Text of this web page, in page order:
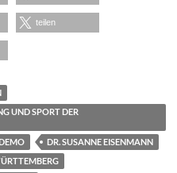
teilen
UND SPORT DER
DR. SUSANNE EISENMANN